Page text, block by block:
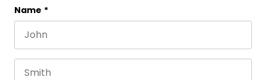
Company
This field is for validation purposes and should be
Name *